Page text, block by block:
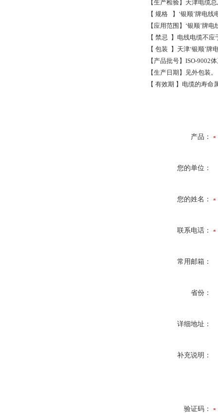
【生产检验】天津电缆
【 规格
】‘银顺’牌电
【应用范围】‘银顺’牌
【 禁忌 】电线电缆不应
【 包装 】天津‘银顺’牌
【产品批号】 ISO-9002
【生产日期】见外包装。
【 有效期 】电缆的寿命
产品：
您的单位：
您的姓名：
联系电话：
常用邮箱：
省份：
详细地址：
补充说明：
验证码：